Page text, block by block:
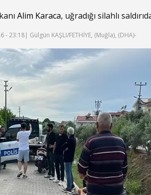
Alim Karaca, uğradığı silahlı
- 23:18| Gülgün KAŞLI/FETHİYE, (Muğla), (DHA)-